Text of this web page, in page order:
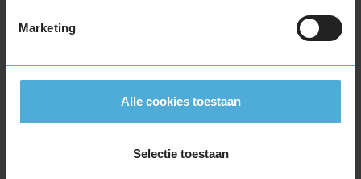
Marketing
Alle cookies toestaan
Selectie toestaan
235/50R19 103H EXTRALOAD
235/55R19 101H
235/55R19 101H RUNFLAT
235/55R19 101T